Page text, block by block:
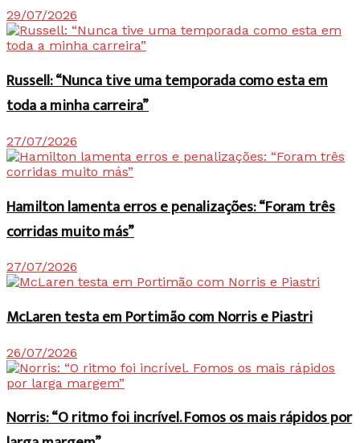
29/07/2026
Russell: “Nunca tive uma temporada como esta em
toda a minha carreira”
27/07/2026
Hamilton lamenta erros e penalizações: “Foram três
corridas muito más”
27/07/2026
McLaren testa em Portimão com Norris e Piastri
26/07/2026
Norris: “O ritmo foi incrível. Fomos os mais rápidos por